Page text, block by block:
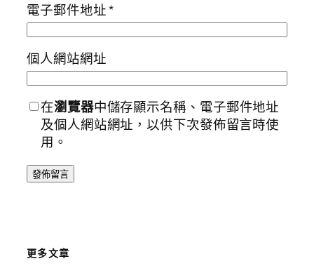
電子郵件地址*
個人網站網址
在瀏覽器中儲存顯示名稱、電子郵件地址
及個人網站網址，以供下次發佈留言時使
用。
更多文章